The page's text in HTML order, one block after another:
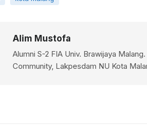
Alim Mustofa
Alumni S-2 FIA Univ. Brawijaya
Community, Lakpesdam NU Kota